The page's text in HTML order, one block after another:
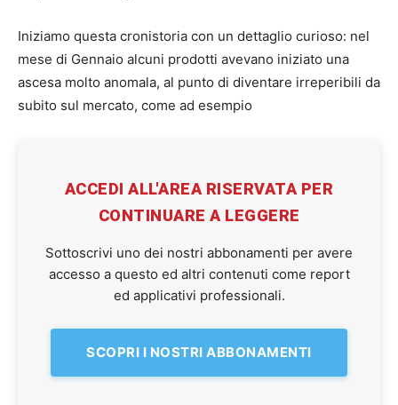
Iniziamo questa cronistoria con un dettaglio curioso: nel
mese di Gennaio alcuni prodotti avevano iniziato una
ascesa molto anomala, al punto di diventare irreperibili da
subito sul mercato, come ad esempio
ACCEDI ALL'AREA RISERVATA PER
CONTINUARE A LEGGERE
Sottoscrivi uno dei nostri abbonamenti per avere
accesso a questo ed altri contenuti come report
ed applicativi professionali.
SCOPRI I NOSTRI ABBONAMENTI